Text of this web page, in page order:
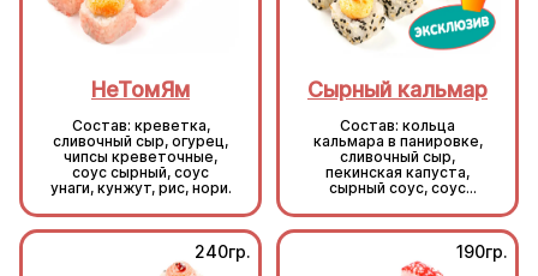
НеТомЯм
Состав: креветка,
сливочный сыр, огурец,
чипсы креветочные,
соус сырный, соус
унаги, кунжут, рис, нори.
Сырный кальмар
Состав: кольца
кальмара в панировке,
сливочный сыр,
пекинская капуста,
сырный соус, соус
240гр. 190гр.